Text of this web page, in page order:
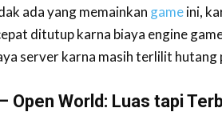
ada yang memainkan gameini,
ditutup karna biaya engine
server karna masih terlilit hutang
Open World: Luas tapi